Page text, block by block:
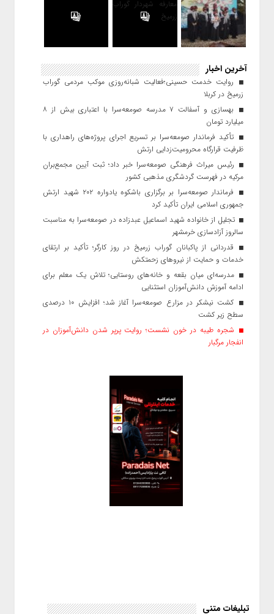
آخرین اخبار
روایت خدمت حسینی؛فعالیت شبانه‌روزی موکب مردمی گوراب
زرمیخ در کربلا
بهسازی و آسفالت ۷ مدرسه صومعه‌سرا با اعتباری بیش از ۸
میلیارد تومان
تأکید فرماندار صومعه‌سرا بر تسریع اجرای پروژه‌های راهداری با
ظرفیت قرارگاه محرومیت‌زدایی ارتش
رئیس میراث فرهنگی صومعه‌سرا خبر داد؛ ثبت آیین مجمع‌بران
مرکیه در فهرست گردشگری مذهبی کشور
فرماندار صومعه‌سرا بر برگزاری باشکوه یادواره ۲۰۲ شهید ارتش
جمهوری اسلامی ایران تأکید کرد
تجلیل از خانواده شهید اسماعیل عبدزاده در صومعه‌سرا به مناسبت
سالروز آزادسازی خرمشهر
قدردانی از پاکبانان گوراب زرمیخ در روز کارگر؛ تأکید بر ارتقای
خدمات و حمایت از نیروهای زحمتکش
مدرسه‌ای میان بقعه و خانه‌های روستایی؛ تلاش یک معلم برای
ادامه آموزش دانش‌آموزان استثنایی
کشت نیشکر در مزارع صومعه‌سرا آغاز شد؛ افزایش ۱۰ درصدی
سطح زیر کشت
شجره طیبه در خون نشست؛ روایت پرپر شدن دانش‌آموزان در
انفجار مرگبار
تبلیغات متنی